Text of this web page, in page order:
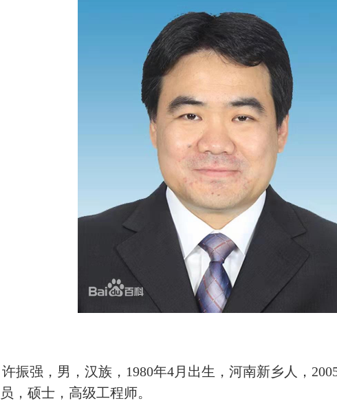
许振强，男，汉族， 1980年4月出生，河南新乡人，
，硕士，高级工程师。